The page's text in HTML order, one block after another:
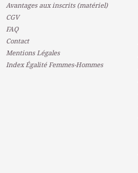
Avantages aux inscrits (matériel)
CGV
FAQ
Contact
Mentions Légales
Index Égalité Femmes-Hommes